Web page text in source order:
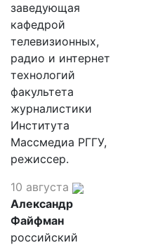
заведующая
кафедрой
телевизионных,
радио и интернет
технологий
факультета
журналистики
Института
Массмедиа РГГУ,
режиссер.
10 августа
Александр
Файфман
российский